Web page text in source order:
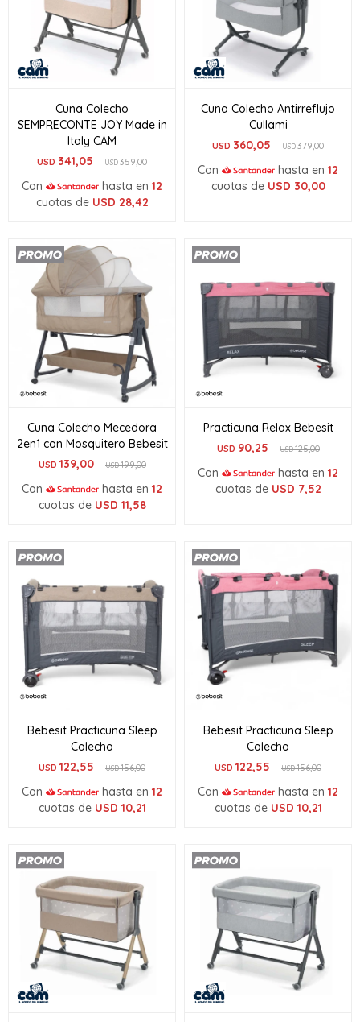
Cuna Colecho
SEMPRECONTE JOY Made in
Italy CAM
USD 341,05 USD359,00
Con hasta en 12
cuotas de USD 28,42
Cuna Colecho Antirreflujo
Cullami
USD 360,05 USD379,00
Con hasta en 12
cuotas de USD 30,00
Cuna Colecho Mecedora
2en1 con Mosquitero Bebesit
USD 139,00 USD199,00
Con hasta en 12
cuotas de USD 11,58
Practicuna Relax Bebesit
USD 90,25 USD125,00
Con hasta en 12
cuotas de USD 7,52
Bebesit Practicuna Sleep
Colecho
USD 122,55 USD156,00
Con hasta en 12
cuotas de USD 10,21
Bebesit Practicuna Sleep
Colecho
USD 122,55 USD156,00
Con hasta en 12
cuotas de USD 10,21